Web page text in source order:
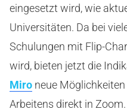
eingesetzt wird, wie
Universitäten. Da bei
Schulungen mit Flip-
wird, bieten jetzt die
Miro neue
Arbeitens direkt in